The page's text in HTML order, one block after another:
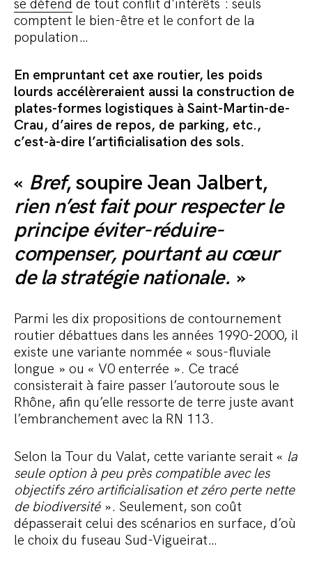
se défend de tout conflit d’intérêts : seuls
comptent le bien-être et le confort de la
population…
En empruntant cet axe routier, les poids
lourds accélèreraient aussi la construction de
plates-formes logistiques à Saint-Martin-de-
Crau, d’aires de repos, de parking, etc.,
c’est-à-dire l’artificialisation des sols.
« Bref, soupire Jean Jalbert,
rien n’est fait pour respecter le
principe éviter-réduire-
compenser, pourtant au cœur
de la stratégie nationale. »
Parmi les dix propositions de contournement
routier débattues dans les années 1990-2000, il
existe une variante nommée « sous-fluviale
longue » ou « V0 enterrée ». Ce tracé
consisterait à faire passer l’autoroute sous le
Rhône, afin qu’elle ressorte de terre juste avant
l’embranchement avec la RN 113.
Selon la Tour du Valat, cette variante serait « la
seule option à peu près compatible avec les
objectifs zéro artificialisation et zéro perte nette
de biodiversité». Seulement, son coût
dépasserait celui des scénarios en surface, d’où
le choix du fuseau Sud-Vigueirat…